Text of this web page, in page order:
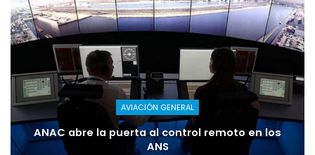
AVIACIÓN GENERAL
ANAC abre la puerta al control remoto en los
ANS